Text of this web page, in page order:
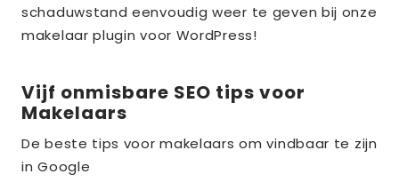
the_title;
schaduwstand eenvoudig weer te geven bij onze
makelaar plugin voor WordPress!
Lees
meer
over
the_title;
Vijf onmisbare SEO tips voor
Makelaars
De beste tips voor makelaars om vindbaar te zijn
in Google